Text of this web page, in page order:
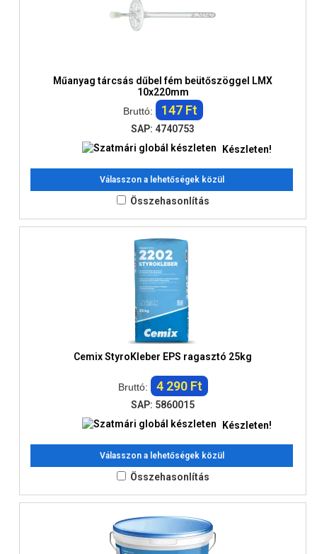
Műanyag tárcsás dűbel fém beütőszöggel LMX
10x220mm
Bruttó:
147 Ft
SAP: 4740753
Készleten!
Válasszon a lehetőségek közül
Összehasonlítás
Cemix StyroKleber EPS ragasztó 25kg
Bruttó: 4 290 Ft
SAP: 5860015
Készleten!
Válasszon a lehetőségek közül
Összehasonlítás